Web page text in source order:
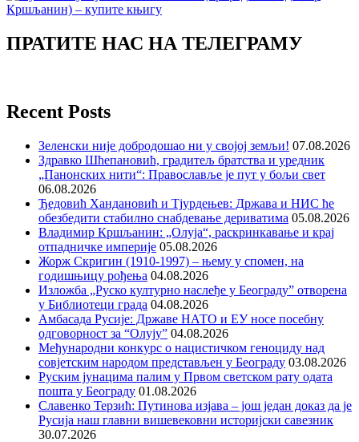
ПРАТИТЕ НАС НА ТЕЛЕГРАМУ
Recent Posts
Зеленски није добродошао ни у својој земљи! 07.08.2026
Здравко Шћепановић, градитељ братства и уредник
„Панонских нити“: Православље је пут у бољи свет
06.08.2026
Ђедовић Хандановић и Тјурдењев: Држава и НИС ће
обезбедити стабилно снабдевање дериватима 05.08.2026
Владимир Кршљанин: „Олуја“, раскринкавање и крај
отпадничке империје 05.08.2026
Жорж Скригин (1910-1997) – њему у спомен, на
годишњицу рођења 04.08.2026
Изложба „Руско културно наслеђе у Београду” отворена
у Библиотеци града 04.08.2026
Амбасада Русије: Државе НАТО и ЕУ носе посебну
одговорност за “Олују” 04.08.2026
Међународни конкурс о нацистичком геноциду над
совјетским народом представљен у Београду 03.08.2026
Руским јунацима палим у Првом светском рату одата
пошта у Београду 01.08.2026
Славенко Терзић: Путинова изјава – још један доказ да је
Русија наш главни вишевековни историјски савезник
30.07.2026